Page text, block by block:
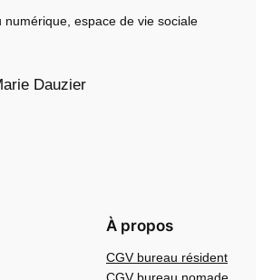
numérique, espace de vie sociale
Dauzier
À propos
CGV bureau résident